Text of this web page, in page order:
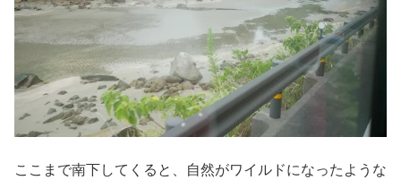
ここまで南下してくると、自然がワイルドになったような